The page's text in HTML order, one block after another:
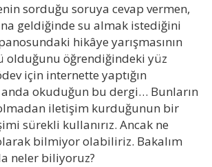
sorduğu soruya cevap vermen,
geldiğinde su almak istediğini
hikâye yarışmasının
olduğunu öğrendiğindeki yüz
için internette yaptığın
anda okuduğun bu dergi… Bunların
iletişim kurduğunun bir
sürekli kullanırız. Ancak ne
bilmiyor olabiliriz. Bakalım
neler biliyoruz?